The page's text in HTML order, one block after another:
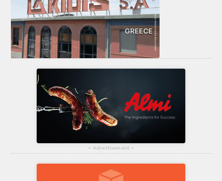
▴ Advertisement ▴